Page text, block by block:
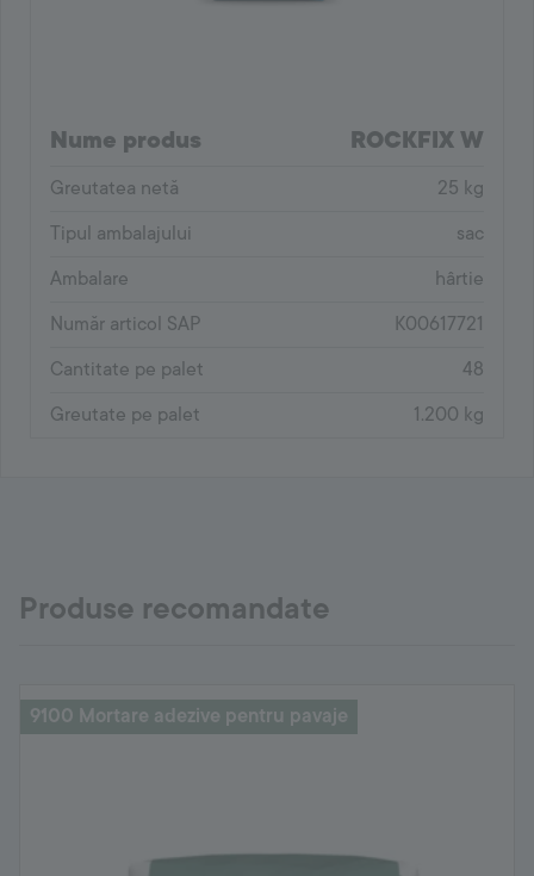
Nume produs ROCKFIX W
Greutatea netă
25 kg
Tipul ambalajului
sac
Ambalare
hârtie
Număr articol SAP
K00617721
Cantitate pe palet
48
Greutate pe palet
1.200 kg
Produse recomandate
9100 Mortare adezive pentru pavaje